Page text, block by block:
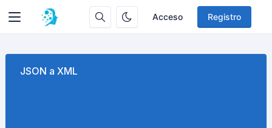
Acceso Registro
JSON a XML